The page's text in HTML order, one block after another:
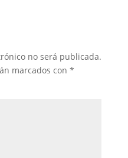
no será publicada.
marcados con *